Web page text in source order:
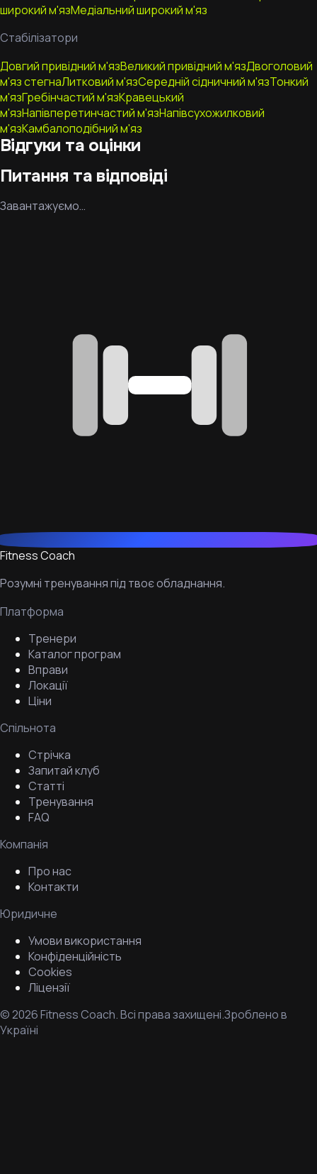
широкий м'язМедіальний широкий м'яз
Стабілізатори
Довгий привідний м'язВеликий привідний м'язДвоголовий
м'яз стегнаЛитковий м'язСередній сідничний м'язТонкий
м'язГребінчастий м'язКравецький
м'язНапівперетинчастий м'язНапівсухожилковий
м'язКамбалоподібний м'яз
Відгуки та оцінки
Питання та відповіді
Завантажуємо…
Fitness Coach
Розумні тренування під твоє обладнання.
Платформа
Тренери
Каталог програм
Вправи
Локації
Ціни
Спільнота
Стрічка
Запитай клуб
Статті
Тренування
FAQ
Компанія
Про нас
Контакти
Юридичне
Умови використання
Конфіденційність
Cookies
Ліцензії
©2026Fitness Coach.Всі права захищені.Зроблено в
Україні